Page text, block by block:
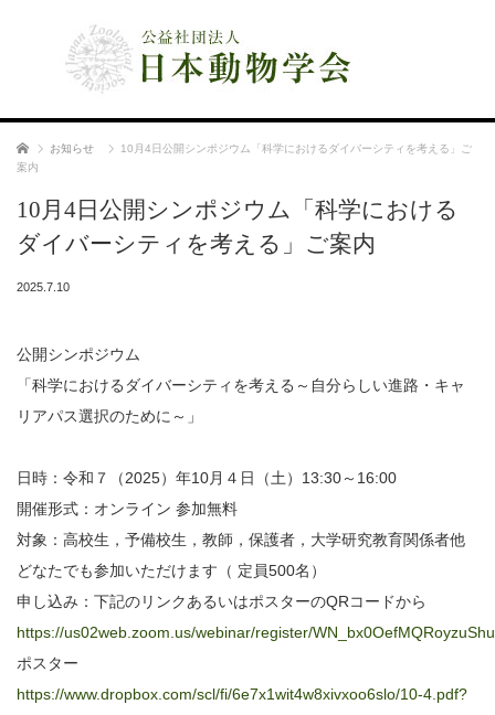
ホーム お知らせ
10月4日公開シンポジウム「科学におけるダイバーシティを考える」ご
案内
10月4日公開シンポジウム「科学における
ダイバーシティを考える」ご案内
2025.7.10
公開シンポジウム
「科学におけるダイバーシティを考える～自分らしい進路・キャ
リアパス選択のために～」
日時：令和７（2025）年10月４日（土）13:30～16:00
開催形式：オンライン 参加無料
対象：高校生，予備校生，教師，保護者，大学研究教育関係者他
どなたでも参加いただけます（ 定員500名）
申し込み：下記のリンクあるいはポスターのQRコードから
https://us02web.zoom.us/webinar/register/
ポスター
https://www.dropbox.com/scl/fi/6e7x1wit4w8xivxoo6slo/10-4.pdf?